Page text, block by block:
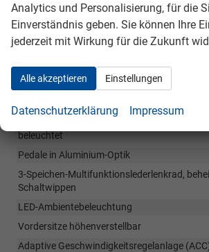
Taschen an der Rückseite der Vordersitze
Leseleuchten LED vorne und hinten
Umrandung der Lüftungsdüsen in Dark
Gepäckraumbeleuchtung
Mittelarmlehne vorne mit Staufach sowie
beleuchtet
Pedale in Aluminium-Optik
3-Speichen-Multifunktionslederlenkrad,
Schaltwippen
LED-Ambientebeleuchtung
Vordersitze höhenverstellbar
Adaptive Geschwindigkeitsregelanlage
Analytics und Personalisierung, für die
Einverständnis geben. Sie können Ihre
jederzeit mit Wirkung für die Zukunft
Alle akzeptieren Einstellungen
Datenschutzerklärung Impressum